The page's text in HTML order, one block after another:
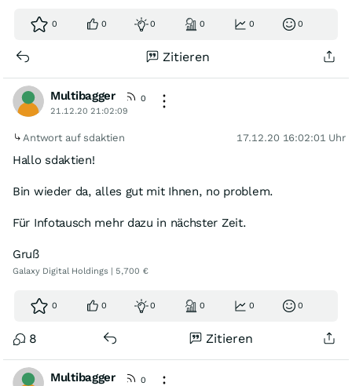
0 0 0 0 0 0
Zitieren
Multibagger
0
21.12.20 21:02:09
Antwort auf sdaktien 17.12.20 16:02:01 Uhr
Hallo sdaktien!
Bin wieder da, alles gut mit Ihnen, no problem.
Für Infotausch mehr dazu in nächster Zeit.
Gruß
Galaxy Digital Holdings | 5,700 €
0 0 0 0 0 0
8 Zitieren
Multibagger
0